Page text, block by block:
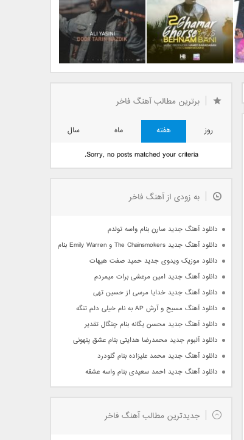
بانی بنام قرص قمر 2
یاسینی بنام دورترین نزدیک
برترین مطالب آهنگ فاخر
روز هفته ماه
سال
Sorry, no posts matched your criteria.
به زودی از آهنگ فاخر
دانلود آهنگ جدید سارن بنام واسه تولدم
دانلود آهنگ جدید The Chainsmokers و Emily Warren بنام Side Effects
دانلود موزیک ویدوی جدید حمید صفت هیهات
دانلود آهنگ جدید امین مرعشی برات میمردم
دانلود آهنگ جدید خدایا مرسی از حسین تهی
دانلود آهنگ مسیح و آرش AP به نام خیلی دلم تنگه
دانلود آهنگ جدید محسن یگانه بنام چنگال تقدیر
دانلود آلبوم جدید محمدرضا هدایتی بنام عشق پنهونی
دانلود آهنگ جدید محمد علیزاده بنام گلودرد
دانلود آهنگ جدید احمد سعیدی بنام واسه عشقه
جدیدترین مطالب آهنگ فاخر